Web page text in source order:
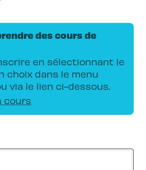
des cours de
en sélectionnant le
choix dans le menu
via le lien ci-dessous.
cours